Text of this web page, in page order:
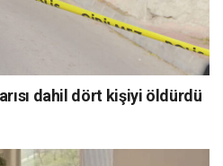
dahil dört kişiyi öldürdü